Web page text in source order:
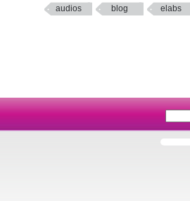
audios blog elabs